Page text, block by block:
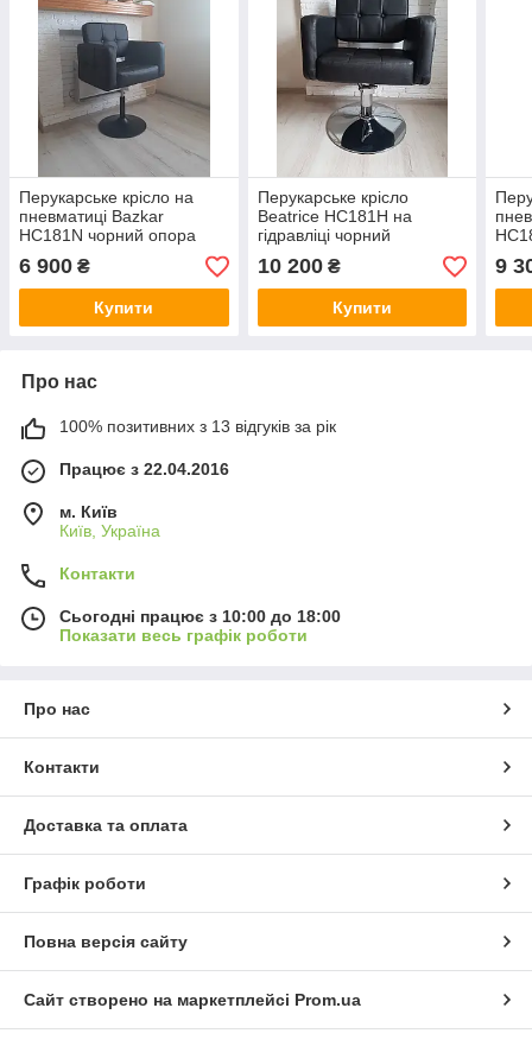
Перукарське крісло на
пневматиці Bazkar
HC181N чорний опора
чорна
6 900 ₴
Купити
Перукарське крісло
Beatrice HC181H на
гідравліці чорний
10 200₴
Купити
9
Про нас
100% позитивних з 13 відгуків за рік
Працює з 22.04.2016
м. Київ
Київ, Україна
Контакти
Сьогодні працює з 10:00 до 18:00
Показати весь графік роботи
Про нас
Контакти
Доставка та оплата
Графік роботи
Повна версія сайту
Сайт створено на маркетплейсі Prom.ua